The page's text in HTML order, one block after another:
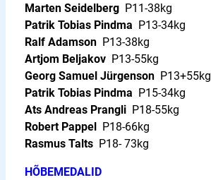
Marten SeidelbergP11-38kg
Patrik Tobias Pindma P13-34kg
Ralf Adamson P13-38kg
Artjom BeljakovP13-55kg
Georg Samuel Jürgenson P13+55kg
Patrik Tobias Pindma P15-34kg
Ats Andreas Prangli P18-55kg
Robert PappelP18-66kg
Rasmus Talts P18- 73kg
HÕBEMEDALID